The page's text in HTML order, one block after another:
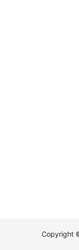
Copyright